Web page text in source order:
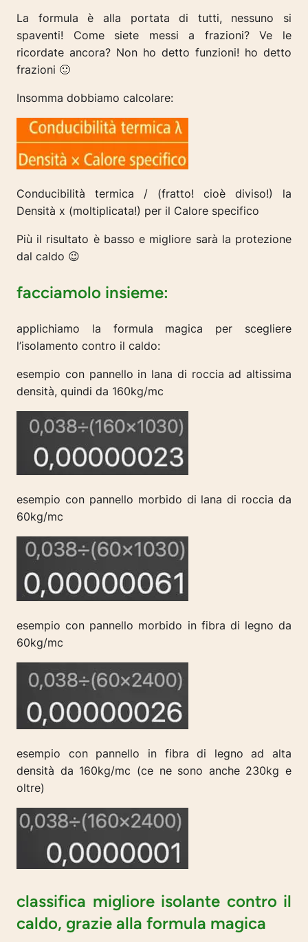
La formula è alla portata di tutti, nessuno si
spaventi! Come siete messi a frazioni? Ve le
ricordate ancora? Non ho detto funzioni! ho detto
frazioni 🙂
Insomma dobbiamo calcolare:
Conducibilità termica / (fratto! cioè diviso!) la
Densità x (moltiplicata!) per il Calore specifico
Più il risultato è basso e migliore sarà la protezione
dal caldo 😉
facciamolo insieme:
applichiamo la formula magica per scegliere
l’isolamento contro il caldo:
esempio con pannello in lana di roccia ad altissima
densità, quindi da 160kg/mc
esempio con pannello morbido di lana di roccia da
60kg/mc
esempio con pannello morbido in fibra di legno da
60kg/mc
esempio con pannello in fibra di legno ad alta
densità da 160kg/mc (ce ne sono anche 230kg e
oltre)
classifica migliore isolante contro il
caldo, grazie alla formula magica